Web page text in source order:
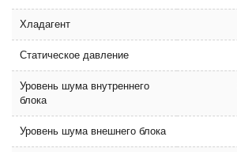
Хладагент
Статическое давление
Уровень шума внутреннего
блока
Уровень шума внешнего блока